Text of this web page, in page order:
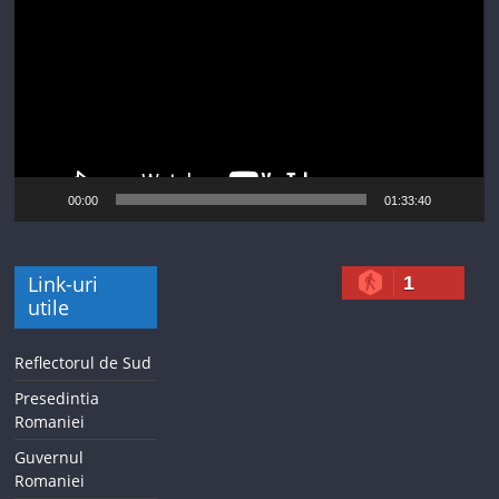
00:00 01:33:40
Link-uri
utile
Reflectorul de Sud
Presedintia
Romaniei
Guvernul
Romaniei
1